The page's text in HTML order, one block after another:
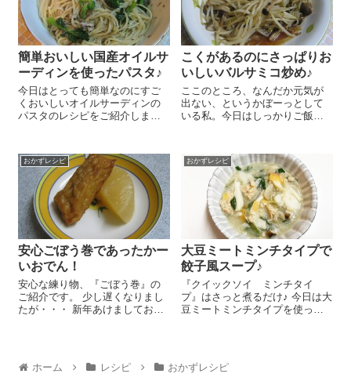
簡単おいしい国産オイルサ
ーディンを使ったパスタ♪
今日はとっても簡単なのにすご
くおいしいオイルサーディンの
パスタのレシピをご紹介しまー
っても便利なんですよ～♪ お好み
のパスタをゆで始めます。パス
タをゆでてる間に、『オイルサ
ーデ...
こくがあるのにさっぱりお
いしいバルサミコ炒め♪
ここのところ、なんだか元気が
出ない、というかぼーっとして
いる私。今日はしっかりご飯食
ましたー♪ ものすごーく簡単です
フライパンにごま油を入れても
やしとしめじをさっと炒め、
塩、こ...
おかずレシピ
安心ごぼう巻であったかー
いおでん！
安心な練り物、『ごぼう巻』の
ご紹介です。 少し遅くなりまし
たが・・・ 新年あけましておめ
いえや...
おかずレシピ
大豆ミートミンチタイプで
餃子風スープ♪
『クイックソイ ミンチタイ
プ』はさっと煮るだけ♪ 今日は大
豆ミートミンチタイプを使った
り、エリンギ ...
ホーム レシピ おかずレシピ